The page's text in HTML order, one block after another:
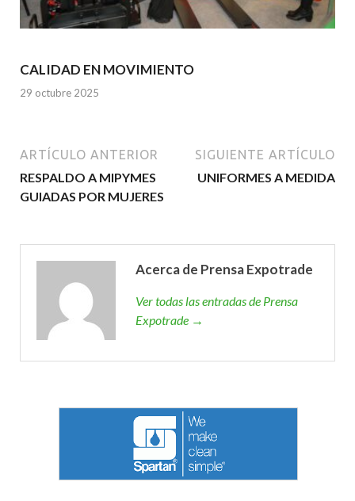
CALIDAD EN MOVIMIENTO
29 octubre 2025
ARTÍCULO ANTERIOR
RESPALDO A MIPYMES
GUIADAS POR MUJERES
SIGUIENTE ARTÍCULO
UNIFORMES A MEDIDA
Acerca de Prensa Expotrade
Ver todas las entradas de Prensa
Expotrade →